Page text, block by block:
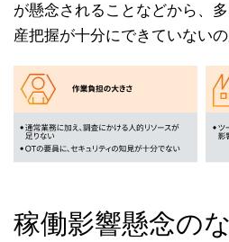
が懸念されることなどから、
産把握が十分にできていないの
稼働影響懸念の